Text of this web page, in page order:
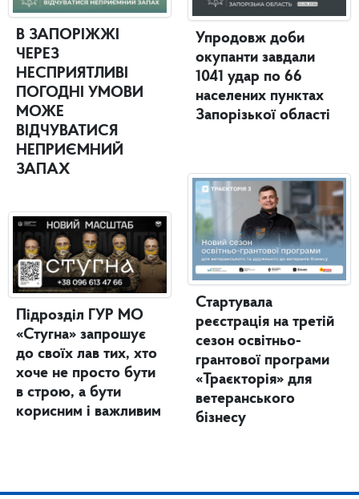
В ЗАПОРІЖЖІ
ЧЕРЕЗ
НЕСПРИЯТЛИВІ
ПОГОДНІ УМОВИ
МОЖЕ
ВІДЧУВАТИСЯ
НЕПРИЄМНИЙ
ЗАПАХ
Підрозділ ГУР МО
«Стугна» запрошує
до своїх лав тих, хто
хоче не просто бути
в строю, а бути
корисним і важливим
Упродовж доби
окупанти завдали
1041 удар по 66
населених пунктах
Запорізької області
Стартувала
реєстрація на третій
сезон освітньо-
грантової програми
«Траєкторія» для
ветеранського
бізнесу